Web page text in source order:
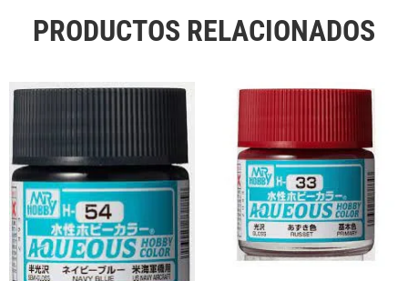
PRODUCTOS RELACIONADOS